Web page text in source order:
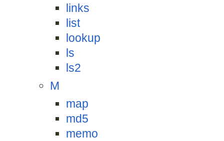
links
list
lookup
ls
ls2
M
map
md5
memo